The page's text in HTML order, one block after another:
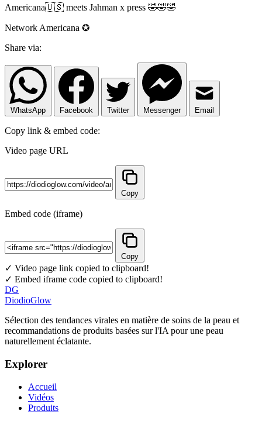
Americana🇺🇸 meets Jahman x press 🤣🤣🤣
Network Americana ✪
Share via:
WhatsApp Facebook Twitter Messenger Email
Copy link & embed code:
Video page URL
Copy
Embed code (iframe)
Copy
✓ Video page link copied to clipboard!
✓ Embed iframe code copied to clipboard!
DG
DiodioGlow
Sélection des tendances virales en matière de soins de la peau et
recommandations de produits basées sur l'IA pour une peau
naturellement éclatante.
Explorer
Accueil
Vidéos
Produits